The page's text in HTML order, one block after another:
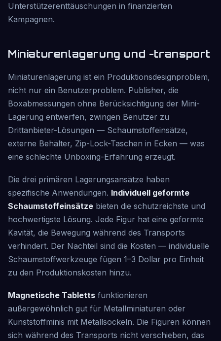
Unterstützerenttäuschungen in finanzierten
Kampagnen.
Miniaturenlagerung und -transport
Miniaturenlagerung ist ein Produktionsdesignproblem,
nicht nur ein Benutzerproblem. Publisher, die
Boxabmessungen ohne Berücksichtigung der Mini-
Lagerung entwerfen, zwingen Benutzer zu
Drittanbieter-Lösungen — Schaumstoffeinsätze,
externe Behälter, Zip-Lock-Taschen in Ecken — was
eine schlechte Unboxing-Erfahrung erzeugt.
Die drei primären Lagerungsansätze haben
spezifische Anwendungen. Individuell geformte
Schaumstoffeinsätze bieten die schutzreichste und
hochwertigste Lösung. Jede Figur hat eine geformte
Kavität, die Bewegung während des Transports
verhindert. Der Nachteil sind die Kosten — individuelle
Schaumstoffwerkzeuge fügen 1–3 Dollar pro Einheit
zu den Produktionskosten hinzu.
Magnetische Tabletts funktionieren
außergewöhnlich gut für Metallminiaturen oder
Kunststoffminis mit Metallsockeln. Die Figuren können
sich während des Transports nicht verschieben, das